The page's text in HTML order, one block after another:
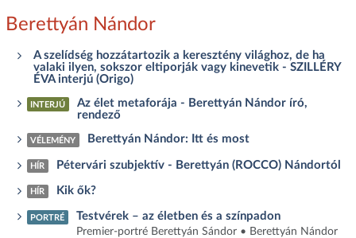
Berettyán Nándor
A szelídség hozzátartozik a keresztény világhoz, de ha
valaki ilyen, sokszor eltiporják vagy kinevetik - SZILLÉRY
ÉVA interjú (Origo)
INTERJÚ
Az élet metaforája - Berettyán Nándor író,
rendező
VÉLEMÉNY Berettyán Nándor: Itt és most
HÍR Pétervári szubjektív - Berettyán (ROCCO) Nándortól
HÍR Kik ők?
PORTRÉ Testvérek – az életben és a színpadon
Premier-portré Berettyán Sándor • Berettyán Nándor